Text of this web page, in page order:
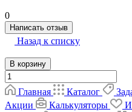
0
Написать отзыв
Назад к списку
В корзину
Главная Каталог
Акции
Калькуляторы